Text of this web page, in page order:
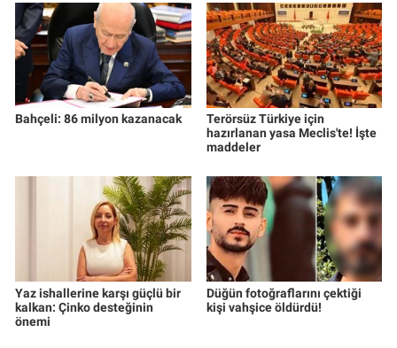
Bahçeli: 86 milyon kazanacak
Terörsüz Türkiye için
hazırlanan yasa Meclis'te! İşte
maddeler
Yaz ishallerine karşı güçlü bir
kalkan: Çinko desteğinin
önemi
Düğün fotoğraflarını çektiği
kişi vahşice öldürdü!